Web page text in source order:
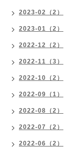
2023-02（2）
2023-01（2）
2022-12（2）
2022-11（3）
2022-10（2）
2022-09（1）
2022-08（2）
2022-07（2）
2022-06（2）